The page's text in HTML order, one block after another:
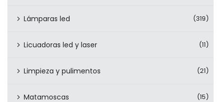
Lámparas led (319)
Licuadoras led y laser (11)
Limpieza y pulimentos (21)
Matamoscas (15)